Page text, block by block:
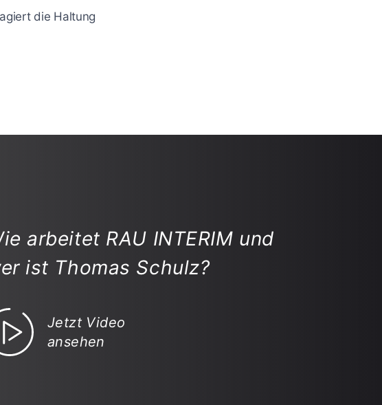
die Haltung
arbeitet RAU INTERIM und
ist Thomas Schulz?
Jetzt Video
ansehen